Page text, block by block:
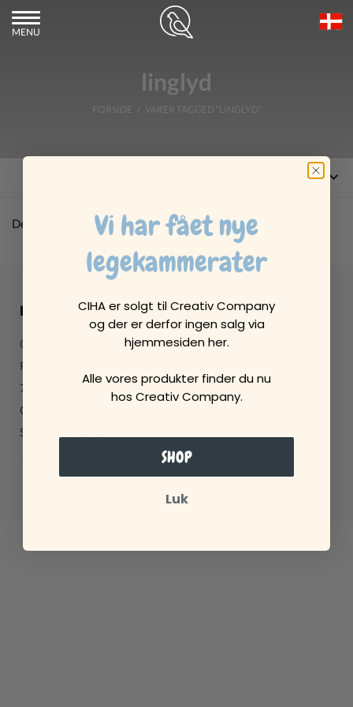
MENU
linglyd
FORSIDE / VARER TAGGED “LINGLYD”
Der blev ikke fundet nogle varer, der matcher dit valg.
KONTAKT
CIHA er en del af Creativ Company A/S
Rasmus Færchs Vej 23
7500 Holstebro
CVR 38219898
Send mail til Ciha
Vi har fået nye
legekammerater
CIHA er solgt til Creativ Company
og der er derfor ingen salg via
hjemmesiden her.
Alle vores produkter finder du nu
hos Creativ Company.
SHOP
Luk